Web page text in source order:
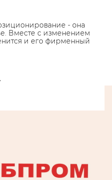
- она
Вместе с изменением
и его фирменный